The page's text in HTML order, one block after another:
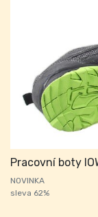
Pracovní boty
NOVINKA
sleva 62%